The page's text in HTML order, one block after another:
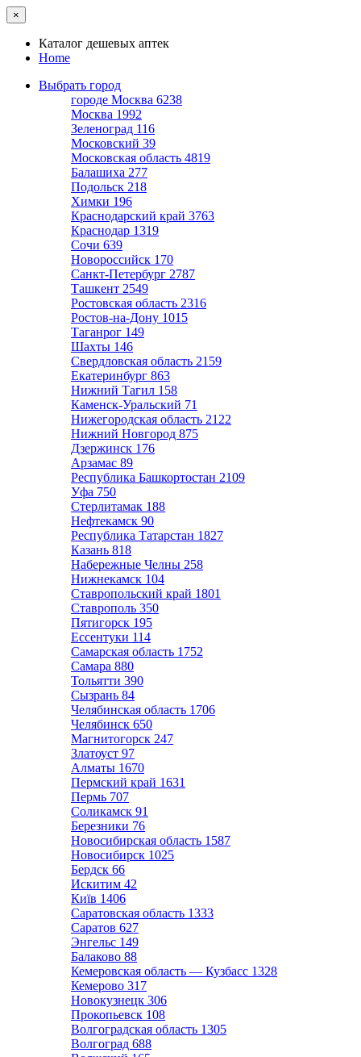
×
Каталог дешевых аптек
Home
Выбрать город
городе Москва 6238
Москва 1992
Зеленоград 116
Московский 39
Московская область 4819
Балашиха 277
Подольск 218
Химки 196
Краснодарский край 3763
Краснодар 1319
Сочи 639
Новороссийск 170
Санкт-Петербург 2787
Ташкент 2549
Ростовская область 2316
Ростов-на-Дону 1015
Таганрог 149
Шахты 146
Свердловская область 2159
Екатеринбург 863
Нижний Тагил 158
Каменск-Уральский 71
Нижегородская область 2122
Нижний Новгород 875
Дзержинск 176
Арзамас 89
Республика Башкортостан 2109
Уфа 750
Стерлитамак 188
Нефтекамск 90
Республика Татарстан 1827
Казань 818
Набережные Челны 258
Нижнекамск 104
Ставропольский край 1801
Ставрополь 350
Пятигорск 195
Ессентуки 114
Самарская область 1752
Самара 880
Тольятти 390
Сызрань 84
Челябинская область 1706
Челябинск 650
Магнитогорск 247
Златоуст 97
Алматы 1670
Пермский край 1631
Пермь 707
Соликамск 91
Березники 76
Новосибирская область 1587
Новосибирск 1025
Бердск 66
Искитим 42
Київ 1406
Саратовская область 1333
Саратов 627
Энгельс 149
Балаково 88
Кемеровская область — Кузбасс 1328
Кемерово 317
Новокузнецк 306
Прокопьевск 108
Волгоградская область 1305
Волгоград 688